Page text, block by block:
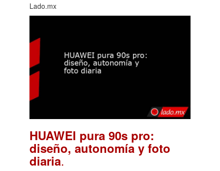
Lado.mx
HUAWEI pura 90s pro:
diseño, autonomía y foto
diaria.